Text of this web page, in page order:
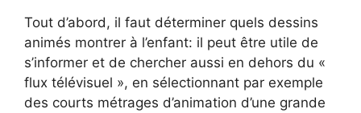
Tout d’abord, il faut déterminer quels dessins
animés montrer à l’enfant: il peut être utile de
s’informer et de chercher aussi en dehors du «
flux télévisuel », en sélectionnant par exemple
des courts métrages d’animation d’une grande